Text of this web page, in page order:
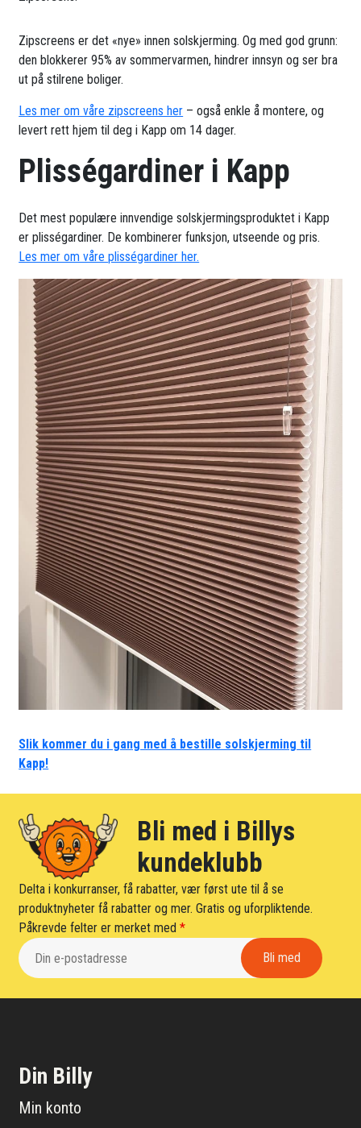
Zipscreens er det «nye» innen solskjerming. Og med god grunn:
den blokkerer 95% av sommervarmen, hindrer innsyn og ser bra
ut på stilrene boliger.
Les mer om våre zipscreens her – også enkle å montere, og
levert rett hjem til deg i Kapp om 14 dager.
Plisségardiner i Kapp
Det mest populære innvendige solskjermingsproduktet i Kapp
er plisségardiner. De kombinerer funksjon, utseende og pris.
Les mer om våre plisségardiner her.
Slik kommer du i gang med å bestille solskjerming til
Kapp!
Bli med i Billys
kundeklubb
Delta i konkurranser, få rabatter, vær først ute til å se
produktnyheter få rabatter og mer. Gratis og uforpliktende.
Påkrevde felter er merket med*
Din Billy
Min konto